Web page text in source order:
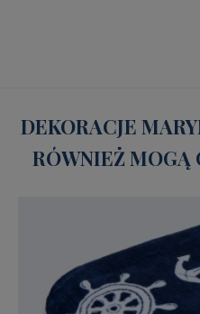
DEKORACJE
RÓWNIEŻ MOGĄ